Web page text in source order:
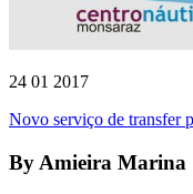
24 01 2017
Novo serviço de transfer
By Amieira Marina